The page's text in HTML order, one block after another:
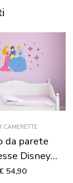
CAMERETTE
da parete
Disney
54,90